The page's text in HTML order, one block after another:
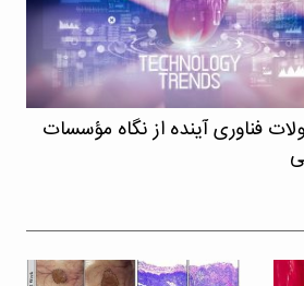
فناوری آینده از نگاه مؤسسات